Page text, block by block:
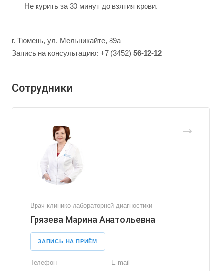
Не курить за 30 минут до взятия крови.
г. Тюмень, ул. Мельникайте, 89а
Запись на консультацию: +7 (3452) 56-12-12
Сотрудники
Врач клинико-лабораторной диагностики
Грязева Марина Анатольевна
ЗАПИСЬ НА ПРИЁМ
Телефон E-mail